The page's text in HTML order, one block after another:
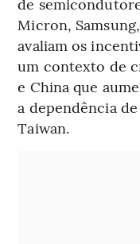
Micron,
avaliam os
um contexto de
e China que
a dependência
Taiwan.